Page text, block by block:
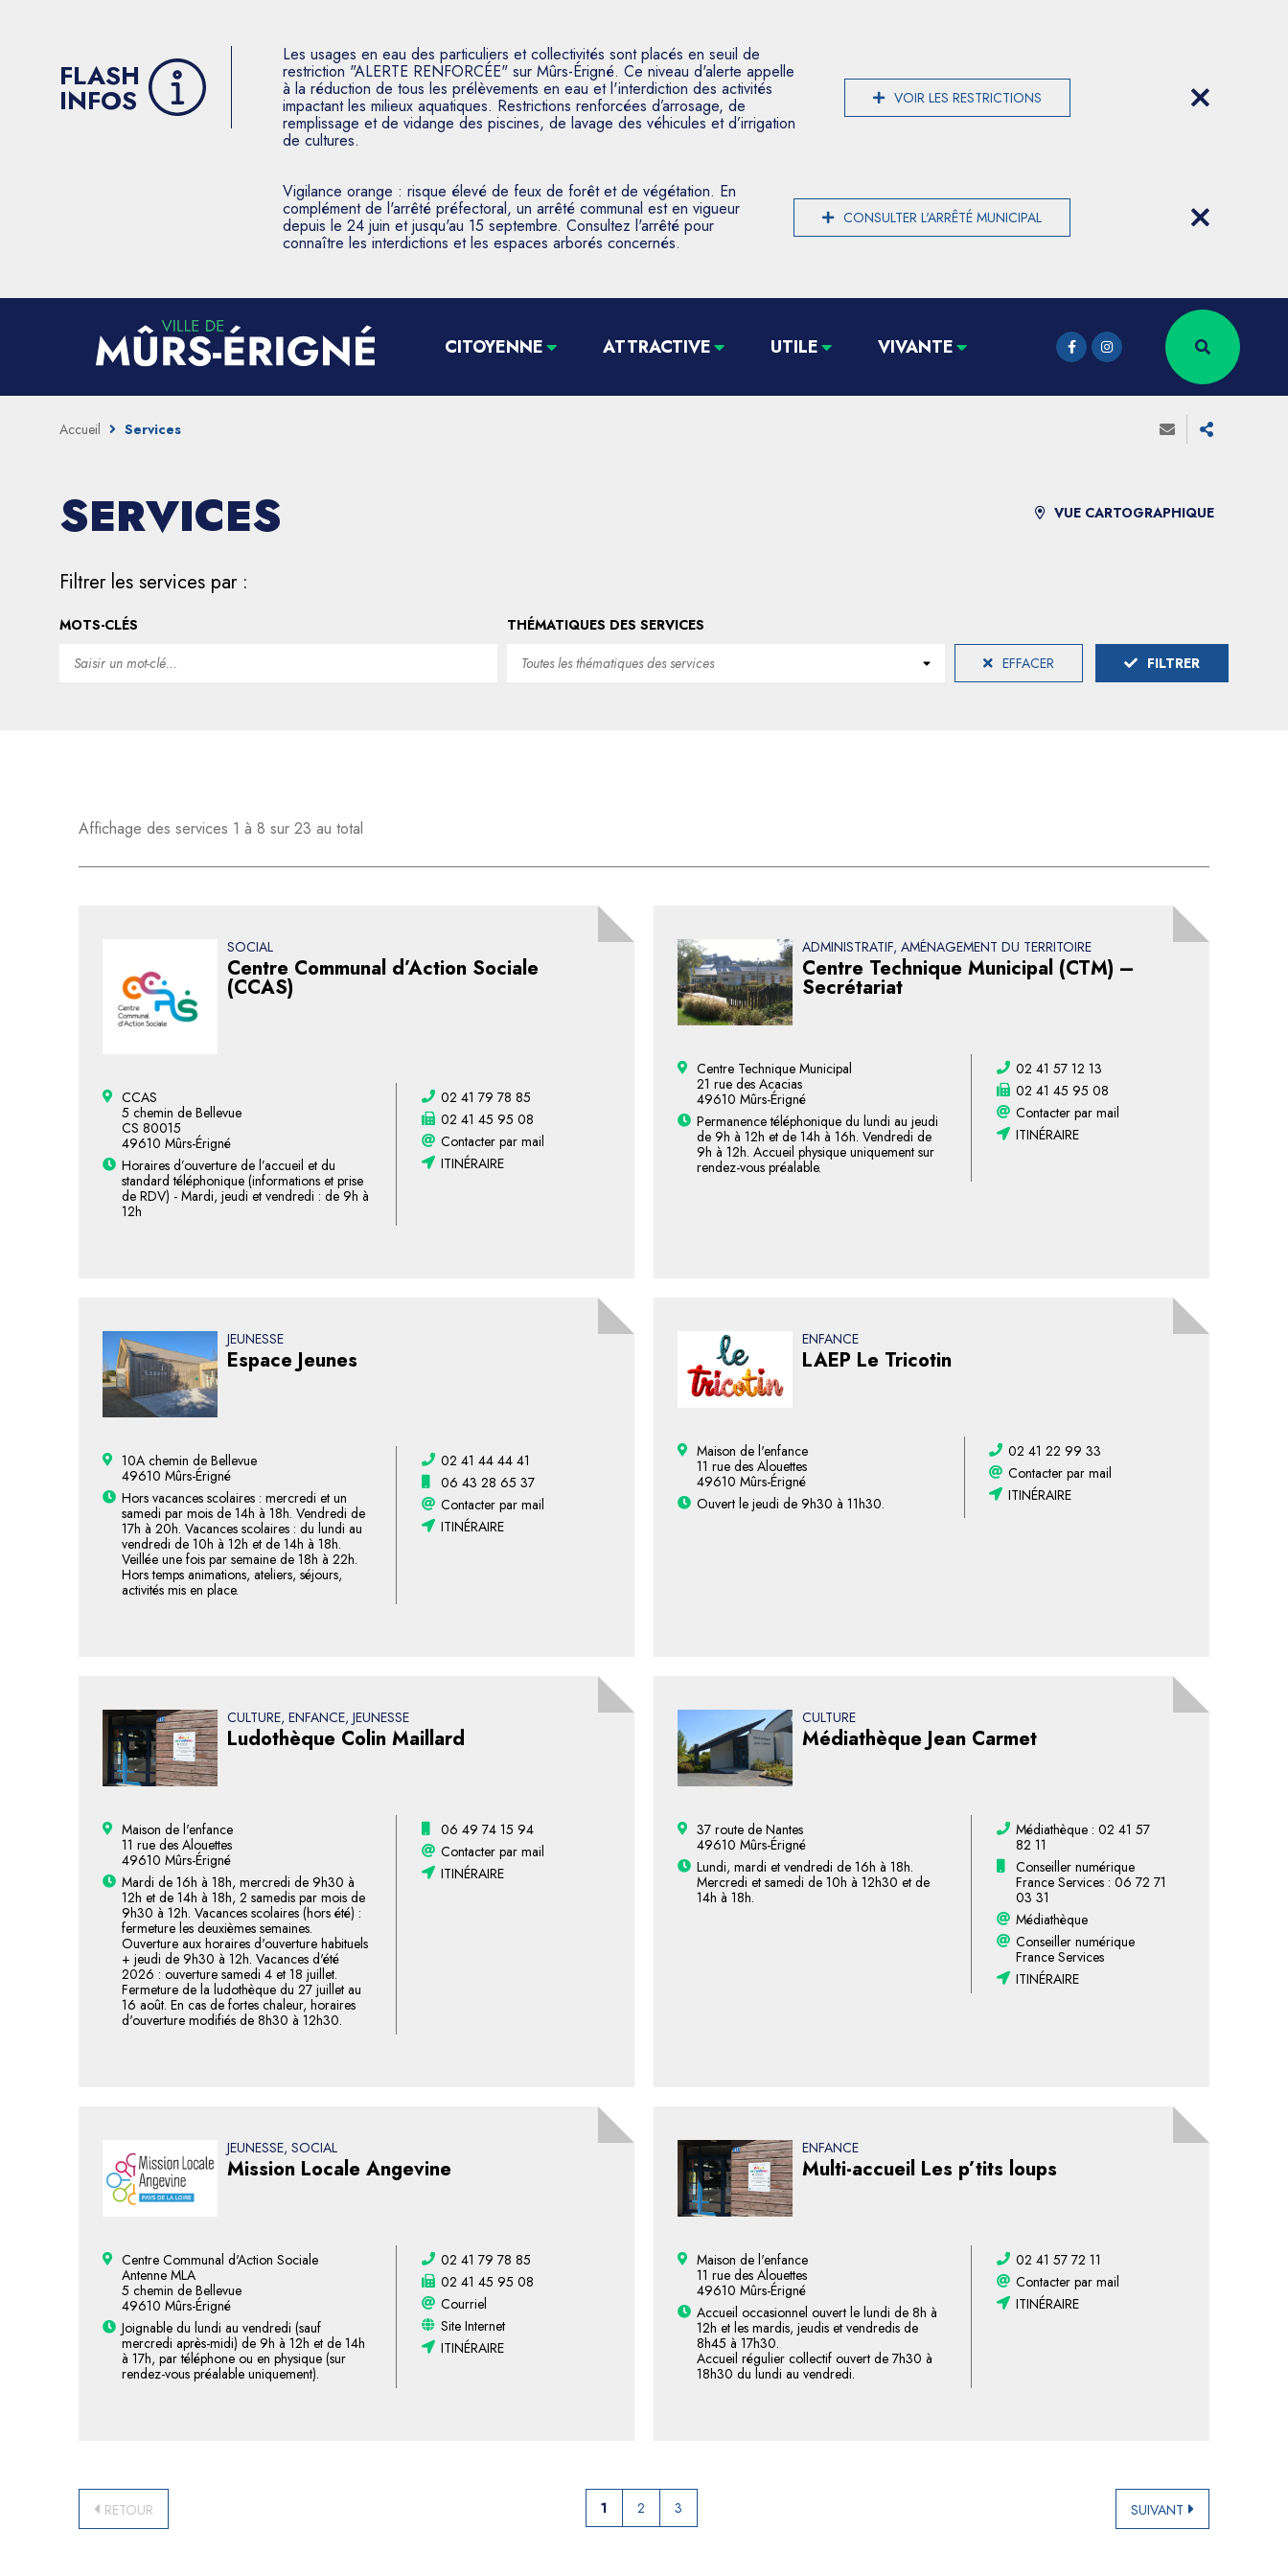
FLASH
INFOS
Les usages en eau des particuliers et collectivités sont placés en seuil de
restriction "ALERTE RENFORCÉE" sur Mûrs-Érigné. Ce niveau d'alerte appelle
à la réduction de tous les prélèvements en eau et l'interdiction des activités
impactant les milieux aquatiques. Restrictions renforcées d’arrosage, de
remplissage et de vidange des piscines, de lavage des véhicules et d’irrigation
de cultures.
VOIR LES RESTRICTIONS
Vigilance orange : risque élevé de feux de forêt et de végétation. En
complément de l'arrêté préfectoral, un arrêté communal est en vigueur
depuis le 24 juin et jusqu'au 15 septembre. Consultez l'arrêté pour
connaître les interdictions et les espaces arborés concernés.
CONSULTER L'ARRÊTÉ MUNICIPAL
CITOYENNE ATTRACTIVE UTILE VIVANTE
Accueil Services
VUE CARTOGRAPHIQUE
SERVICES
Filtrer les services par :
MOTS-CLÉS
THÉMATIQUES DES SERVICES
Toutes les thématiques des services
EFFACER FILTRER
Affichage des services 1 à 8 sur 23 au total
SOCIAL
Centre Communal d’Action Sociale
(CCAS)
CCAS
5 chemin de Bellevue
CS 80015
49610 Mûrs-Érigné
Horaires d’ouverture de l’accueil et du
standard téléphonique (informations et prise
de RDV) - Mardi, jeudi et vendredi : de 9h à
12h
02 41 79 78 85
02 41 45 95 08
Contacter par mail
ITINÉRAIRE
ADMINISTRATIF, AMÉNAGEMENT DU TERRITOIRE
Centre Technique Municipal (CTM) –
Secrétariat
Centre Technique Municipal
21 rue des Acacias
49610 Mûrs-Érigné
Permanence téléphonique du lundi au jeudi
de 9h à 12h et de 14h à 16h. Vendredi de
9h à 12h. Accueil physique uniquement sur
rendez-vous préalable.
02 41 57 12 13
02 41 45 95 08
Contacter par mail
ITINÉRAIRE
JEUNESSE
Espace Jeunes
10A chemin de Bellevue
49610 Mûrs-Érigné
Hors vacances scolaires : mercredi et un
samedi par mois de 14h à 18h. Vendredi de
17h à 20h. Vacances scolaires : du lundi au
vendredi de 10h à 12h et de 14h à 18h.
Veillée une fois par semaine de 18h à 22h.
Hors temps animations, ateliers, séjours,
activités mis en place.
02 41 44 44 41
06 43 28 65 37
Contacter par mail
ITINÉRAIRE
ENFANCE
LAEP Le Tricotin
Maison de l'enfance
11 rue des Alouettes
49610 Mûrs-Érigné
Ouvert le jeudi de 9h30 à 11h30.
02 41 22 99 33
Contacter par mail
ITINÉRAIRE
CULTURE, ENFANCE, JEUNESSE
Ludothèque Colin Maillard
Maison de l'enfance
11 rue des Alouettes
49610 Mûrs-Érigné
Mardi de 16h à 18h, mercredi de 9h30 à
12h et de 14h à 18h, 2 samedis par mois de
9h30 à 12h. Vacances scolaires (hors été) :
fermeture les deuxièmes semaines.
Ouverture aux horaires d'ouverture habituels
+ jeudi de 9h30 à 12h. Vacances d'été
2026 : ouverture samedi 4 et 18 juillet.
Fermeture de la ludothèque du 27 juillet au
16 août. En cas de fortes chaleur, horaires
d'ouverture modifiés de 8h30 à 12h30.
06 49 74 15 94
Contacter par mail
ITINÉRAIRE
CULTURE
Médiathèque Jean Carmet
37 route de Nantes
49610 Mûrs-Érigné
Lundi, mardi et vendredi de 16h à 18h.
Mercredi et samedi de 10h à 12h30 et de
14h à 18h.
Médiathèque : 02 41 57
82 11
Conseiller numérique
France Services : 06 72 71
03 31
Médiathèque
Conseiller numérique
France Services
ITINÉRAIRE
JEUNESSE, SOCIAL
Mission Locale Angevine
Centre Communal d'Action Sociale
Antenne MLA
5 chemin de Bellevue
49610 Mûrs-Érigné
Joignable du lundi au vendredi (sauf
mercredi après-midi) de 9h à 12h et de 14h
à 17h, par téléphone ou en physique (sur
rendez-vous préalable uniquement).
02 41 79 78 85
02 41 45 95 08
Courriel
Site Internet
ITINÉRAIRE
ENFANCE
Multi-accueil Les p’tits loups
Maison de l'enfance
11 rue des Alouettes
49610 Mûrs-Érigné
Accueil occasionnel ouvert le lundi de 8h à
12h et les mardis, jeudis et vendredis de
8h45 à 17h30.
Accueil régulier collectif ouvert de 7h30 à
18h30 du lundi au vendredi.
02 41 57 72 11
Contacter par mail
ITINÉRAIRE
RETOUR 1 2 3 SUIVANT